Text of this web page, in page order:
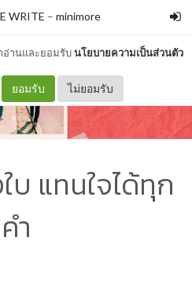
อ่านและยอมรับนโยบายความเป็นส่วนตัว
ยอมรับ ไม่ยอมรับ
WRITE – minimore
บ แทนใจได้ทุก
คำ